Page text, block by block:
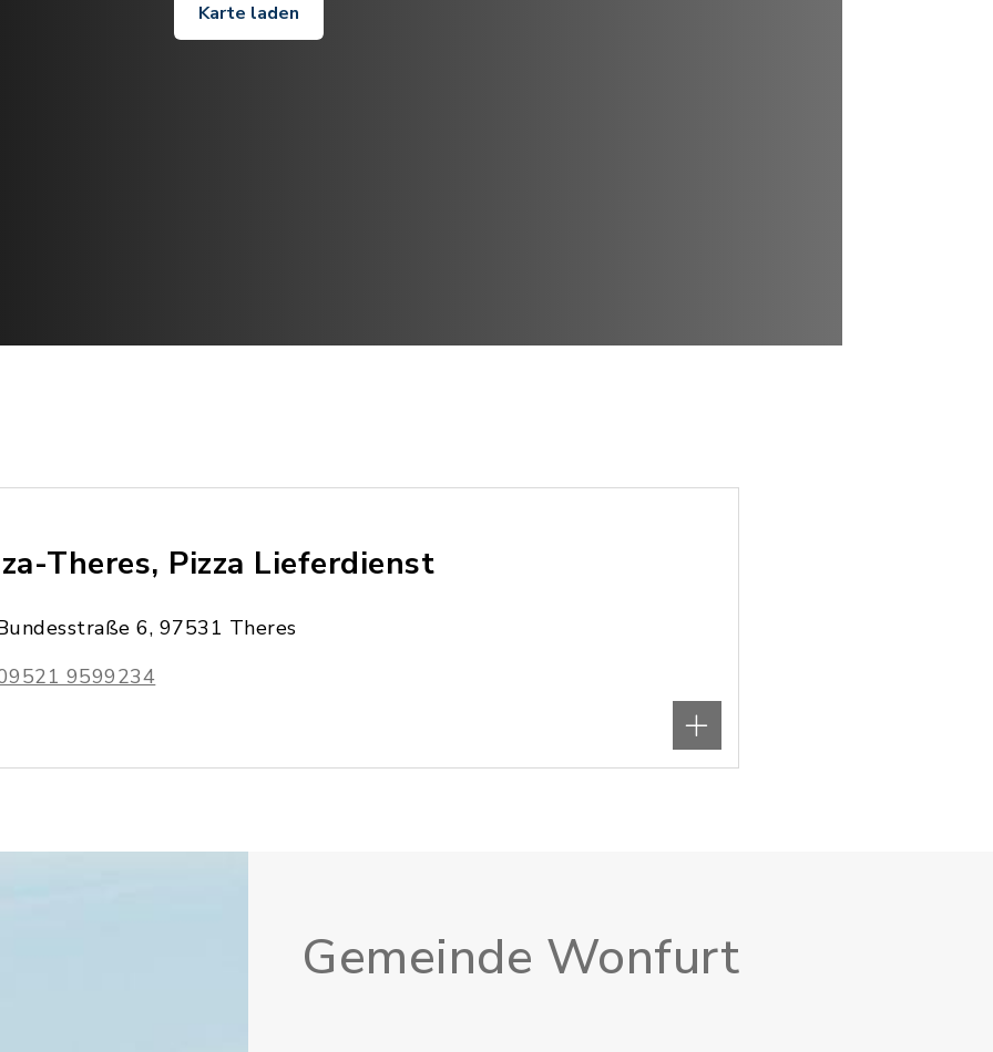
Karte laden
Theres, Pizza Lieferdienst
6, 97531 Theres
9599234
Gemeinde Wonfurt